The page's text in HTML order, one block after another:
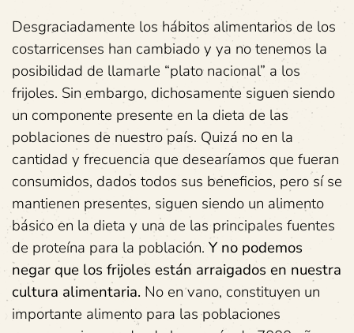
Desgraciadamente los hábitos alimentarios de los
costarricenses han cambiado y ya no tenemos la
posibilidad de llamarle “plato nacional” a los
frijoles. Sin embargo, dichosamente siguen siendo
un componente presente en la dieta de las
poblaciones de nuestro país. Quizá no en la
cantidad y frecuencia que desearíamos que fueran
consumidos, dados todos sus beneficios, pero sí se
mantienen presentes, siguen siendo un alimento
básico en la dieta y una de las principales fuentes
de proteína para la población. Y no podemos
negar que los frijoles están arraigados en nuestra
cultura alimentaria. No en vano, constituyen un
importante alimento para las poblaciones